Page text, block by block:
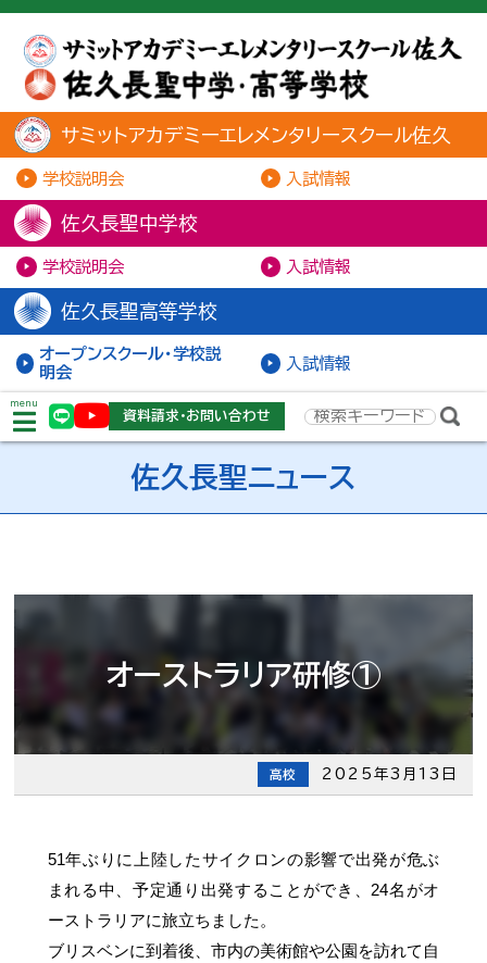
サミットアカデミーエレメンタリースクール佐久
学校説明会 入試情報
佐久長聖中学校
学校説明会 入試情報
佐久長聖高等学校
オープンスクール・学校説
明会
入試情報
menu
資料請求・お問い合わせ
佐久長聖ニュース
オーストラリア研修①
高校 2025年3月13日
51年ぶりに上陸したサイクロンの影響で出発が危ぶ
まれる中、予定通り出発することができ、24名がオ
ーストラリアに旅立ちました。
ブリスベンに到着後、市内の美術館や公園を訪れて自